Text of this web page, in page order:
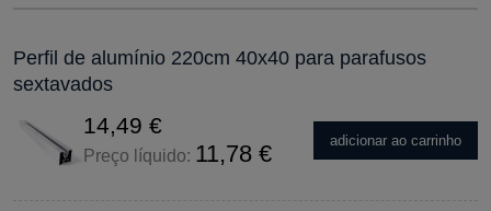
Perfil de alumínio 220cm 40x40 para parafusos
sextavados
14,49 €
Preço líquido: 11,78 € adicionar ao carrinho